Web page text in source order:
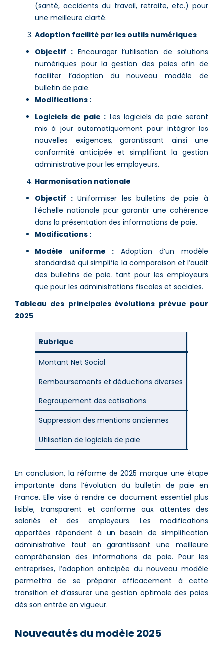
(santé, accidents du travail, retraite, etc.) pour
une meilleure clarté​.
Adoption facilité par les outils numériques
Objectif :Encourager l’utilisation de solutions
numériques pour la gestion des paies afin de
faciliter l’adoption du nouveau modèle de
bulletin de paie.
Modifications :
Logiciels de paie : Les logiciels de paie seront
mis à jour automatiquement pour intégrer les
nouvelles exigences, garantissant ainsi une
conformité anticipée et simplifiant la gestion
administrative pour les employeurs​.
Harmonisation nationale
Objectif :Uniformiser les bulletins de paie à
l’échelle nationale pour garantir une cohérence
dans la présentation des informations de paie.
Modifications :
Modèle uniforme : Adoption d’un modèle
standardisé qui simplifie la comparaison et l’audit
des bulletins de paie, tant pour les employeurs
que pour les administrations fiscales et sociales​.
Tableau des principales évolutions prévue pour
2025
Rubrique
Montant Net Social
Remboursements et déductions diverses
Regroupement des cotisations
Suppression des mentions anciennes
Utilisation de logiciels de paie
En conclusion, la réforme de 2025 marque une étape
importante dans l’évolution du bulletin de paie en
France. Elle vise à rendre ce document essentiel plus
lisible, transparent et conforme aux attentes des
salariés et des employeurs. Les modifications
apportées répondent à un besoin de simplification
administrative tout en garantissant une meilleure
compréhension des informations de paie. Pour les
entreprises, l’adoption anticipée du nouveau modèle
permettra de se préparer efficacement à cette
transition et d’assurer une gestion optimale des paies
dès son entrée en vigueur​.
Nouveautésdu modèle 2025